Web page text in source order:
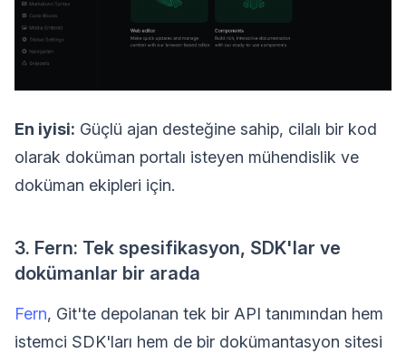
En iyisi: Güçlü ajan desteğine sahip, cilalı bir kod
olarak doküman portalı isteyen mühendislik ve
doküman ekipleri için.
3. Fern: Tek spesifikasyon, SDK'lar ve
dokümanlar bir arada
Fern, Git'te depolanan tek bir API tanımından hem
istemci SDK'ları hem de bir dokümantasyon sitesi